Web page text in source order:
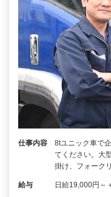
仕事内容
8tユニック車で
てください。大
掛け、フォーク
給与 日給19,000円～